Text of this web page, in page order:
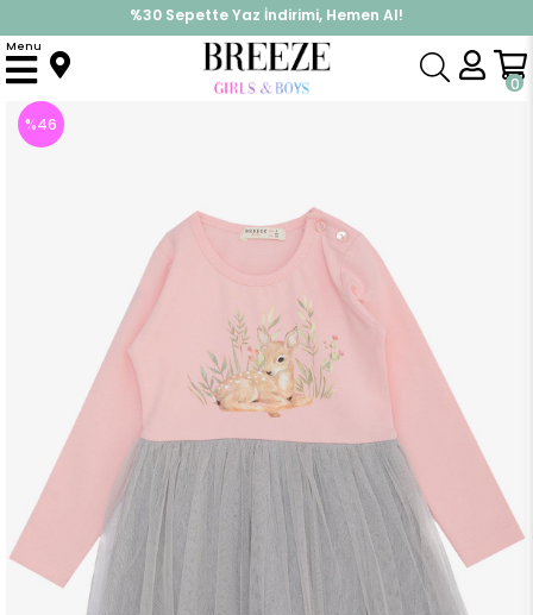
%30 Sepette Yaz İndirimi, Hemen Al!
İndirimlere ek %10 İndirimi Kap, Hemen Üye Ol!
0
Menu
Anasayfa Elbise Modelleri Uzun Kol Elbise
%46